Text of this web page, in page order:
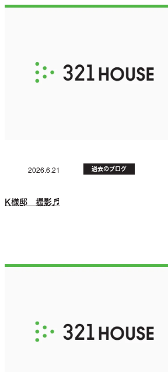
2026.6.21 過去のブログ
K様邸 撮影♬